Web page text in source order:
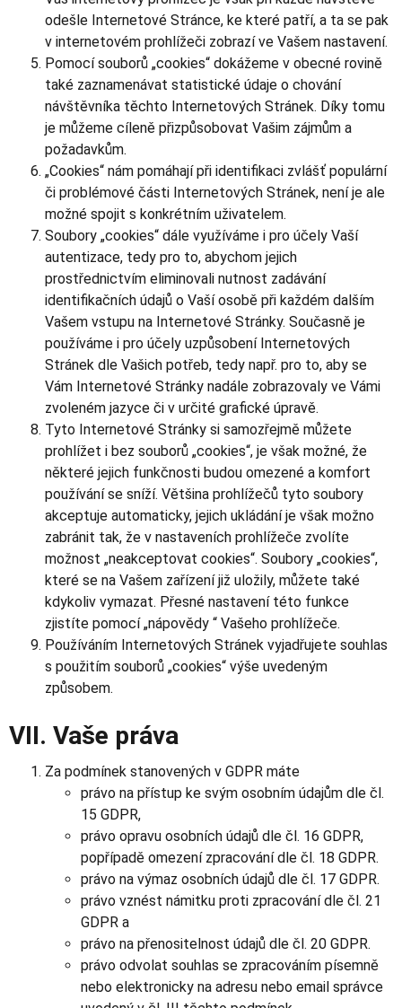
odešle Internetové Stránce, ke které patří, a ta se pak
v internetovém prohlížeči zobrazí ve Vašem nastavení.
Pomocí souborů „cookies“ dokážeme v obecné rovině
také zaznamenávat statistické údaje o chování
návštěvníka těchto Internetových Stránek. Díky tomu
je můžeme cíleně přizpůsobovat Vašim zájmům a
požadavkům.
„Cookies“ nám pomáhají při identifikaci zvlášť populární
či problémové části Internetových Stránek, není je ale
možné spojit s konkrétním uživatelem.
Soubory „cookies“ dále využíváme i pro účely Vaší
autentizace, tedy pro to, abychom jejich
prostřednictvím eliminovali nutnost zadávání
identifikačních údajů o Vaší osobě při každém dalším
Vašem vstupu na Internetové Stránky. Současně je
používáme i pro účely uzpůsobení Internetových
Stránek dle Vašich potřeb, tedy např. pro to, aby se
Vám Internetové Stránky nadále zobrazovaly ve Vámi
zvoleném jazyce či v určité grafické úpravě.
Tyto Internetové Stránky si samozřejmě můžete
prohlížet i bez souborů „cookies“, je však možné, že
některé jejich funkčnosti budou omezené a komfort
používání se sníží. Většina prohlížečů tyto soubory
akceptuje automaticky, jejich ukládání je však možno
zabránit tak, že v nastaveních prohlížeče zvolíte
možnost „neakceptovat cookies“. Soubory „cookies“,
které se na Vašem zařízení již uložily, můžete také
kdykoliv vymazat. Přesné nastavení této funkce
zjistíte pomocí „nápovědy “ Vašeho prohlížeče.
Používáním Internetových Stránek vyjadřujete souhlas
s použitím souborů „cookies“ výše uvedeným
způsobem.
VII. Vaše práva
Za podmínek stanovených v GDPR máte
právo na přístup ke svým osobním údajům dle čl.
15 GDPR,
právo opravu osobních údajů dle čl. 16 GDPR,
popřípadě omezení zpracování dle čl. 18 GDPR.
právo na výmaz osobních údajů dle čl. 17 GDPR.
právo vznést námitku proti zpracování dle čl. 21
GDPR a
právo na přenositelnost údajů dle čl. 20 GDPR.
právo odvolat souhlas se zpracováním písemně
nebo elektronicky na adresu nebo email správce